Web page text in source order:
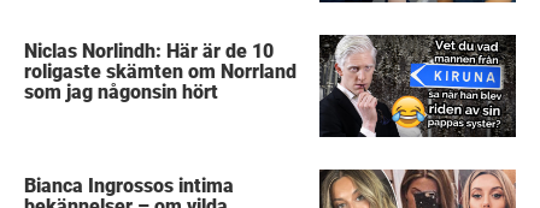
Niclas Norlindh: Här är de 10
roligaste skämten om Norrland
som jag någonsin hört
Bianca Ingrossos intima